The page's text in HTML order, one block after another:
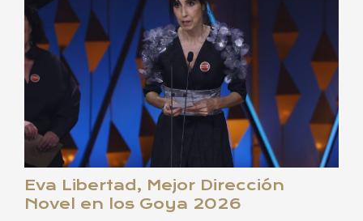
Eva Libertad, Mejor Dirección
Novel en los Goya 2026